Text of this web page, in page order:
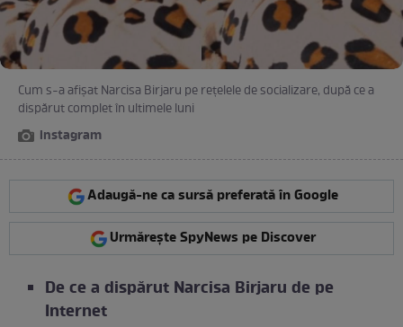
Cum s-a afișat Narcisa Birjaru pe rețelele de socializare, după ce a
dispărut complet în ultimele luni
instagram
Adaugă-ne ca sursă preferată în Google
Urmărește SpyNews pe Discover
De ce a dispărut Narcisa Birjaru de pe
Internet